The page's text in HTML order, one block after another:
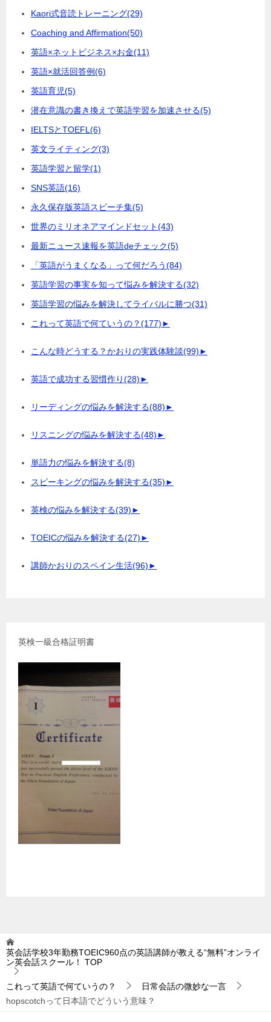
Kaori式音読トレーニング(29)
Coaching and Affirmation(50)
英語×ネットビジネス×お金(11)
英語×就活回答例(6)
英語育児(5)
潜在意識の書き換えで英語学習を加速させる(5)
IELTSとTOEFL (6)
英文ライティング(3)
英語学習と留学(1)
SNS英語(16)
永久保存版英語スピーチ集(5)
世界のミリオネアマインドセット(43)
最新ニュース速報を英語deチェック(5)
「英語がうまくなる」って何だろう(84)
英語学習の事実を知って悩みを解決する(32)
英語学習の悩みを解決してライバルに勝つ(31)
これって英語で何ていうの？(177)►
こんな時どうする？かおりの実践体験談(99)►
英語で成功する習慣作り(28)►
リーディングの悩みを解決する(88)►
リスニングの悩みを解決する(48)►
単語力の悩みを解決する(8)
スピーキングの悩みを解決する(35)►
英検の悩みを解決する(39)►
TOEICの悩みを解決する(27)►
講師かおりのスペイン生活(96)►
英検一級合格証明書
英会話学校3年勤務TOEIC960点の英語講師が教える“無料”オンライ
ン英会話スクール！
TOP
これって英語で何ていうの？
日常会話の微妙な一言
hopscotchって日本語でどういう意味？